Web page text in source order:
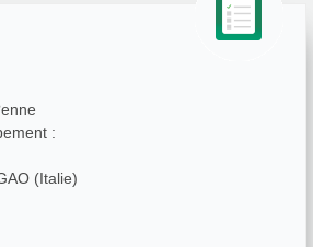
:
(Italie)